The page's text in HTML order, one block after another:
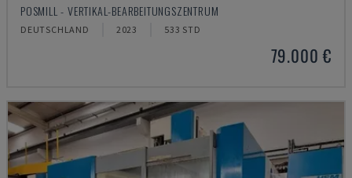
POSMILL - VERTIKAL-BEARBEITUNGSZENTRUM
DEUTSCHLAND 2023 533 STD
79.000 €